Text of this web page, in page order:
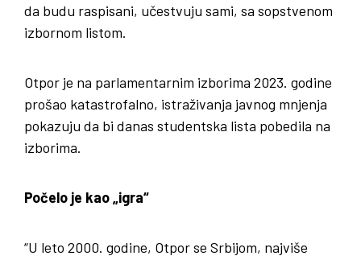
da budu raspisani, učestvuju sami, sa sopstvenom
izbornom listom.
Otpor je na parlamentarnim izborima 2023. godine
prošao katastrofalno, istraživanja javnog mnjenja
pokazuju da bi danas studentska lista pobedila na
izborima.
Počelo je kao „igra“
“U leto 2000. godine, Otpor se Srbijom, najviše